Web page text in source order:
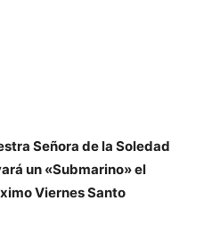
Señora de la Soledad
un «Submarino» el
Viernes Santo